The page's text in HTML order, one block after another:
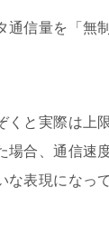
通信量を「無
くと実際は上
場合、通信速
な表現になっ